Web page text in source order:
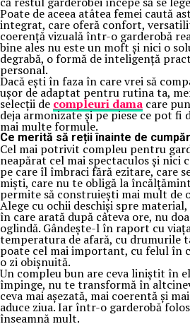
Poate de aceea atâtea femei caută
integrat, care oferă confort,
coerență vizuală într-o garderobă
bine ales nu este un moft și nici o
degrabă, o formă de inteligență
personal.
Dacă ești în faza în care vrei să
ușor de adaptat pentru rutina ta,
selecții de compleuri dama care
deja armonizate și pe piese ce pot
mai multe formule.
Ce merită să reții înainte de
Cel mai potrivit compleu pentru
neapărat cel mai spectaculos și nici
pe care îl îmbraci fără ezitare, care
miști, care nu te obligă la
permite să construiești mai mult de
Alege cu ochii deschiși spre
în care arată după câteva ore, nu
oglindă. Gândește-l în raport cu
temperatura de afară, cu drumurile
poate cel mai important, cu felul în
o zi obișnuită.
Un compleu bun are ceva liniștit în
împinge, nu te transformă în
ceva mai așezată, mai coerentă și
aduce ziua. Iar într-o garderobă
înseamnă mult.